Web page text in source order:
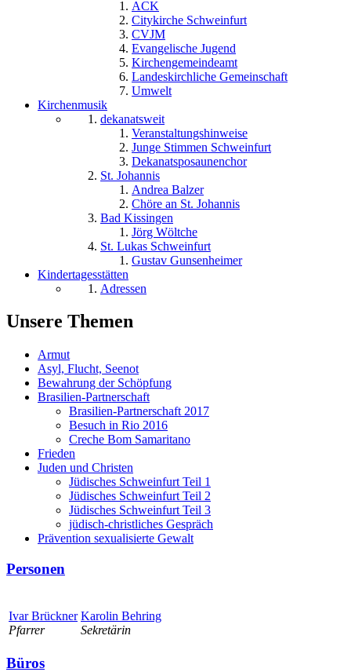
ACK
Citykirche Schweinfurt
CVJM
Evangelische Jugend
Kirchengemeindeamt
Landeskirchliche Gemeinschaft
Umwelt
Kirchenmusik
dekanatsweit
Veranstaltungshinweise
Junge Stimmen Schweinfurt
Dekanatsposaunenchor
St. Johannis
Andrea Balzer
Chöre an St. Johannis
Bad Kissingen
Jörg Wöltche
St. Lukas Schweinfurt
Gustav Gunsenheimer
Kindertagesstätten
Adressen
Unsere Themen
Armut
Asyl, Flucht, Seenot
Bewahrung der Schöpfung
Brasilien-Partnerschaft
Brasilien-Partnerschaft 2017
Besuch in Rio 2016
Creche Bom Samaritano
Frieden
Juden und Christen
Jüdisches Schweinfurt Teil 1
Jüdisches Schweinfurt Teil 2
Jüdisches Schweinfurt Teil 3
jüdisch-christliches Gespräch
Prävention sexualisierte Gewalt
Personen
Ivar Brückner
Pfarrer
Karolin Behring
Sekretärin
Büros